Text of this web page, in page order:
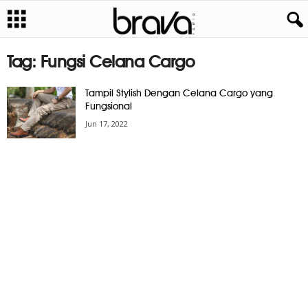
Tag: Fungsi Celana Cargo
Tampil Stylish Dengan Celana Cargo yang
Fungsional
Jun 17, 2022